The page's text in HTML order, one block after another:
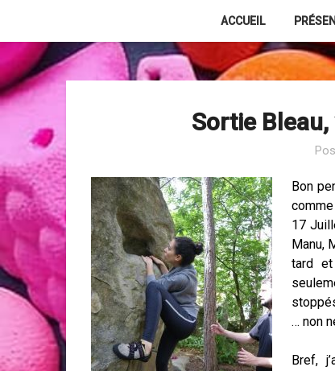
content
ACCUEIL
Sortie
Bon
17
Manu,
tard et
… non
Bref,